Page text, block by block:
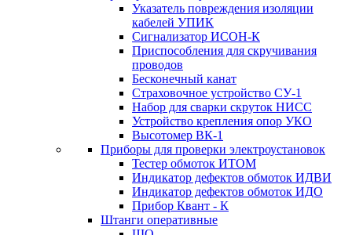
Указатель повреждения изоляции
кабелей УПИК
Сигнализатор ИСОН-К
Приспособления для скручивания
проводов
Бесконечный канат
Страховочное устройство СУ-1
Набор для сварки скруток НИСС
Устройство крепления опор УКО
Высотомер ВК-1
Приборы для проверки электроустановок
Тестер обмоток ИТОМ
Индикатор дефектов обмоток ИДВИ
Индикатор дефектов обмоток ИДО
Прибор Квант - К
Штанги оперативные